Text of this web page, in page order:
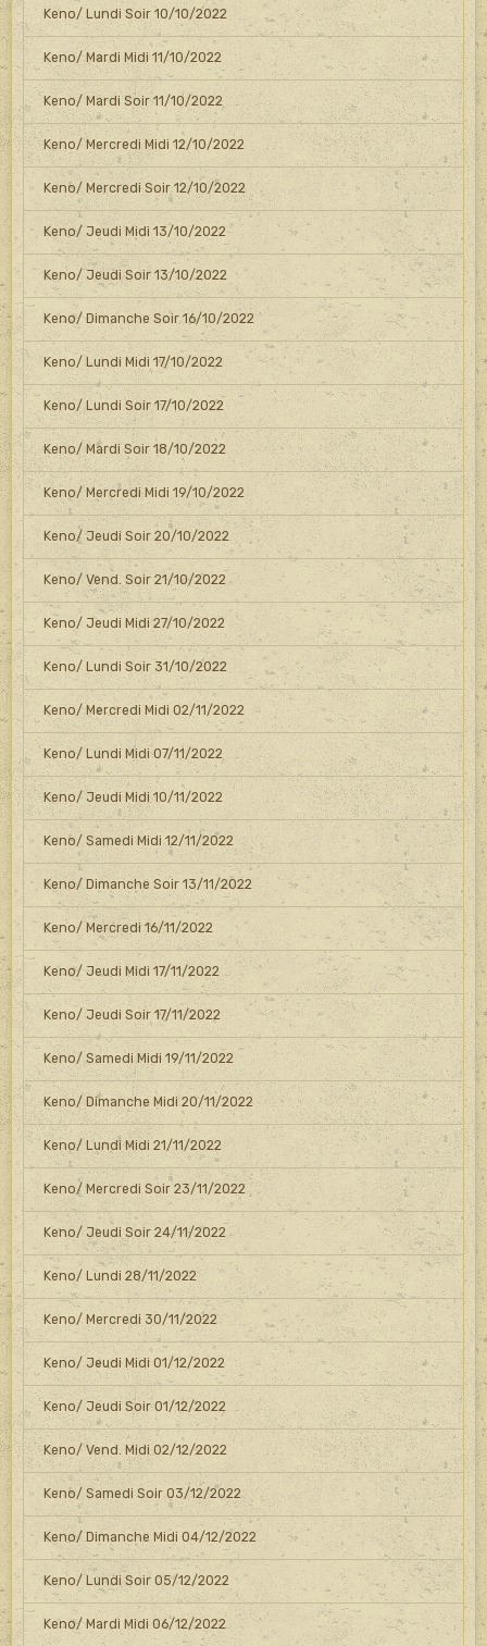
Keno/ Lundi Soir 10/10/2022
Keno/ Mardi Midi 11/10/2022
Keno/ Mardi Soir 11/10/2022
Keno/ Mercredi Midi 12/10/2022
Keno/ Mercredi Soir 12/10/2022
Keno/ Jeudi Midi 13/10/2022
Keno/ Jeudi Soir 13/10/2022
Keno/ Dimanche Soir 16/10/2022
Keno/ Lundi Midi 17/10/2022
Keno/ Lundi Soir 17/10/2022
Keno/ Mardi Soir 18/10/2022
Keno/ Mercredi Midi 19/10/2022
Keno/ Jeudi Soir 20/10/2022
Keno/ Vend. Soir 21/10/2022
Keno/ Jeudi Midi 27/10/2022
Keno/ Lundi Soir 31/10/2022
Keno/ Mercredi Midi 02/11/2022
Keno/ Lundi Midi 07/11/2022
Keno/ Jeudi Midi 10/11/2022
Keno/ Samedi Midi 12/11/2022
Keno/ Dimanche Soir 13/11/2022
Keno/ Mercredi 16/11/2022
Keno/ Jeudi Midi 17/11/2022
Keno/ Jeudi Soir 17/11/2022
Keno/ Samedi Midi 19/11/2022
Keno/ Dimanche Midi 20/11/2022
Keno/ Lundi Midi 21/11/2022
Keno/ Mercredi Soir 23/11/2022
Keno/ Jeudi Soir 24/11/2022
Keno/ Lundi 28/11/2022
Keno/ Mercredi 30/11/2022
Keno/ Jeudi Midi 01/12/2022
Keno/ Jeudi Soir 01/12/2022
Keno/ Vend. Midi 02/12/2022
Keno/ Samedi Soir 03/12/2022
Keno/ Dimanche Midi 04/12/2022
Keno/ Lundi Soir 05/12/2022
Keno/ Mardi Midi 06/12/2022